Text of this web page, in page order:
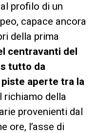
profilo di un
capace ancora
della prima
centravanti del
tutto da
aperte tra la
richiamo della
provenienti dal
ore, l’asse di